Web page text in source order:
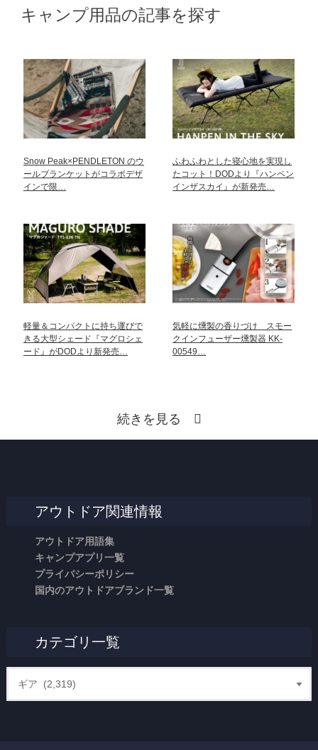
キャンプ用品の記事を探す
Snow Peak×PENDLETON のウ
ールブランケットがコラボデザ
インで限…
ふわふわとした寝心地を実現し
たコット！DODより『ハンペン
インザスカイ』が新発売…
軽量＆コンパクトに持ち運びで
きる大型シェード『マグロシェ
ード』がDODより新発売…
気軽に燻製の香りづけ スモー
クインフューザー燻製器 KK-
00549…
続きを見る
アウトドア関連情報
アウトドア用語集
キャンプアプリ一覧
プライバシーポリシー
国内のアウトドアブランド一覧
カテゴリ一覧